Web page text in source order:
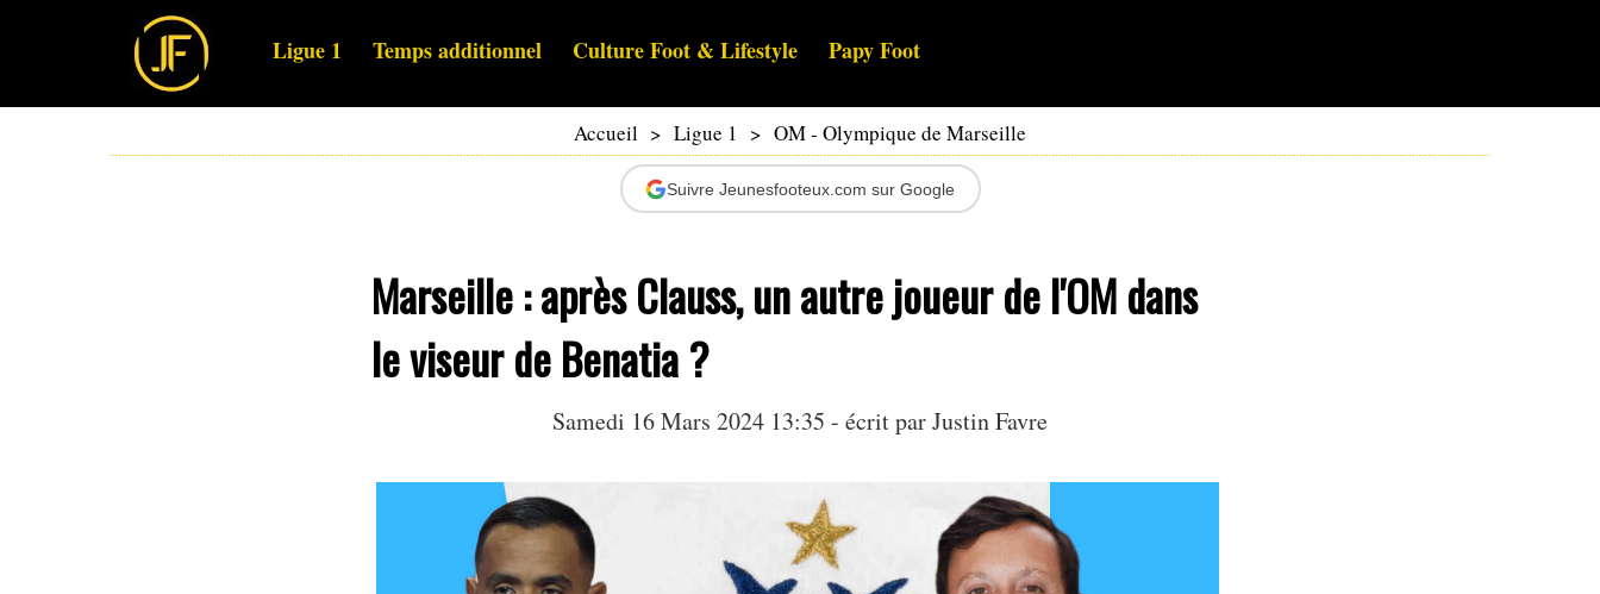
Ligue 1 Temps additionnel Culture Foot & Lifestyle Papy Foot
Accueil > Ligue 1 > OM - Olympique de Marseille
Suivre Jeunesfooteux.com sur Google
Marseille : après Clauss, un autre joueur de l'OM dans
le viseur de Benatia ?
Samedi 16 Mars 2024 13:35 - écrit parJustin Favre